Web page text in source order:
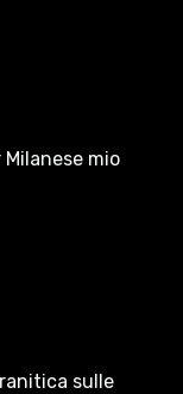
mio
sulle